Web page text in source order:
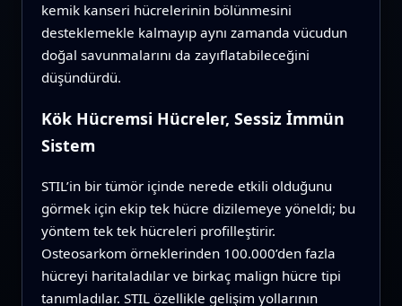
kemik kanseri hücrelerinin bölünmesini
desteklemekle kalmayıp aynı zamanda vücudun
doğal savunmalarını da zayıflatabileceğini
düşündürdü.
Kök Hücremsi Hücreler, Sessiz İmmün
Sistem
STIL’in bir tümör içinde nerede etkili olduğunu
görmek için ekip tek hücre dizilemeye yöneldi; bu
yöntem tek tek hücreleri profilleştirir.
Osteosarkom örneklerinden 100.000’den fazla
hücreyi haritaladılar ve birkaç malign hücre tipi
tanımladılar. STIL özellikle gelişim yollarının